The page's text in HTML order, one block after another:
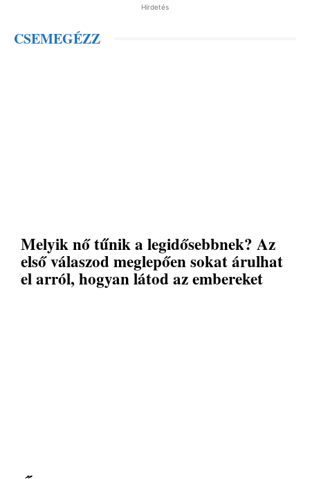
Hirdetés
CSEMEGÉZZ
Melyik nő tűnik a legidősebbnek? Az
első válaszod meglepően sokat árulhat
el arról, hogyan látod az embereket